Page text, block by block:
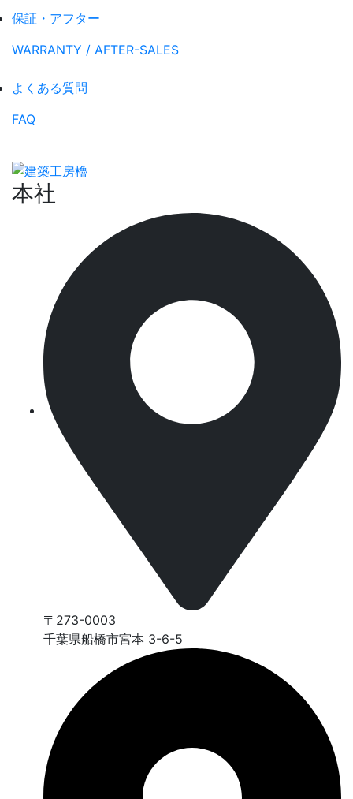
保証・アフター
WARRANTY / AFTER-SALES
よくある質問
FAQ
本社
〒273-0003
千葉県船橋市宮本 3-6-5